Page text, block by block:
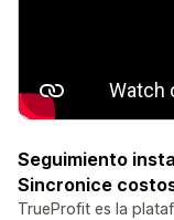
Seguimiento
Sincronice
TrueProfit es la